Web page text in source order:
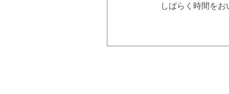
しばらく時間を